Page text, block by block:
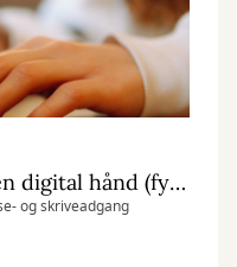
Informationsmøde: Giv en digital hånd (fysisk)
og skriveadgang